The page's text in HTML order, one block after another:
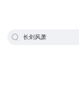
长剑风萧